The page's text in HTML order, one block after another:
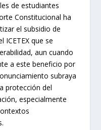
de estudiantes
Constitucional ha
el subsidio de
ICETEX que se
aun cuando
a este beneficio por
subraya
protección del
especialmente